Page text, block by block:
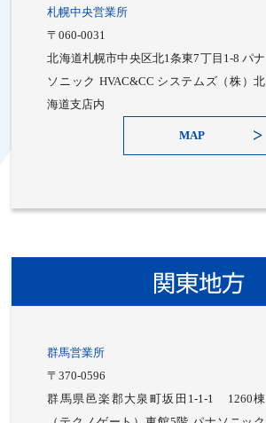
札幌中央営業所
〒060-0031
北海道札幌市中央区北1条東7丁目1-8 パナ
ソニック HVAC&CC システムズ（株）北
海道支店内
MAP
関東地方
群馬営業所
〒370-0596
群馬県邑楽郡大泉町坂田1-1-1 1260棟